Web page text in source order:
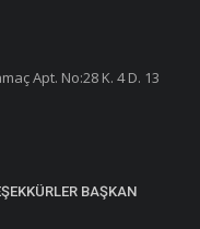
Apt. No:28 K. 4 D. 13
BAŞKAN